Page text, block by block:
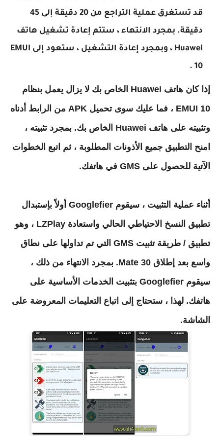
قد تستغرق عملية التراجع من 20 دقيقة إلى 45
دقيقة. بمجرد الانتهاء ، ستتم إعادة تشغيل هاتف
Huawei ، وبمجرد إعادة التشغيل ، ستعود إلى EMUI
10 .
إذا كان هاتف Huawei الخاص بك لا يزال يعمل بنظام
EMUI 10 ، فما عليك سوى تحميل APK من الرابط أدناه
وتثبيته على هاتف Huawei الخاص بك. بمجرد تثبيته ،
امنح التطبيق جميع الأذونات المطلوبة ، ثم اتبع الخطوات
الآتية للحصول على GMS في هاتفك.
أثناء عملية التثبيت ، سيقوم Googlefier أولاً بإستبدال
تطبيق النسخ الاحتياطي الحالي واستعادة LZPlay ، وهو
تطبيق / طريقة تثبيت GMS التي تم تداولها على نطاق
واسع بعد إطلاق Mate 30. بمجرد الانتهاء من ذلك ،
سيقوم Googlefier بتثبيت الخدمات الأساسية على
هاتفك. لهذا ، ستحتاج إلى اتباع التعليمات المعروضة على
الشاشة.